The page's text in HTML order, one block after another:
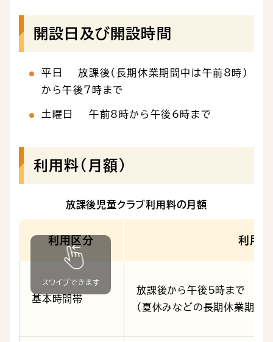
開設日及び開設時間
平日 放課後（長期休業期間中は午前8時）
から午後7時まで
土曜日 午前8時から午後6時まで
利用料（月額）
放課後児童クラブ利用料の月額
利用区分 利用
基本時間帯
放課後から午後5時まで
（夏休みなどの長期休業期間